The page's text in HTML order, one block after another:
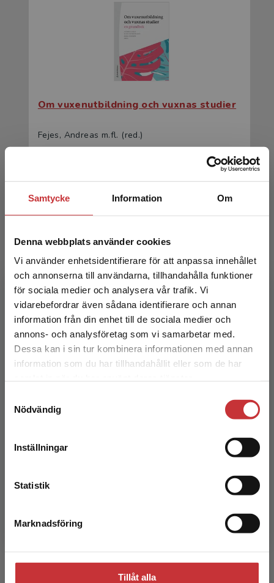
Samtycke Information Om
Denna webbplats använder cookies
Vi använder enhetsidentifierare för att anpassa innehållet
och annonserna till användarna, tillhandahålla funktioner
för sociala medier och analysera vår trafik. Vi
vidarebefordrar även sådana identifierare och annan
information från din enhet till de sociala medier och
annons- och analysföretag som vi samarbetar med.
Dessa kan i sin tur kombinera informationen med annan
information som du har tillhandahållit eller som de har
Nödvändig
Inställningar
Statistik
Marknadsföring
Tillåt alla
Begränsad fraktregion
Det verkar som att du besöker
studentlitteratur.se via en enhet utanför Sverige.
Vi erbjuder inte leveranser utanför Sverige. För
att kunna slutföra ett köp måste
Om vuxenutbildning och vuxnas studier
Fejes, Andreas m.fl. (red.)
Kvalitet i vuxenutbildning
Mufic, Johanna
312 kr inkl. moms
Exkl. moms: 294 kr
Mufic, Johanna
Exkl. moms: 182 kr